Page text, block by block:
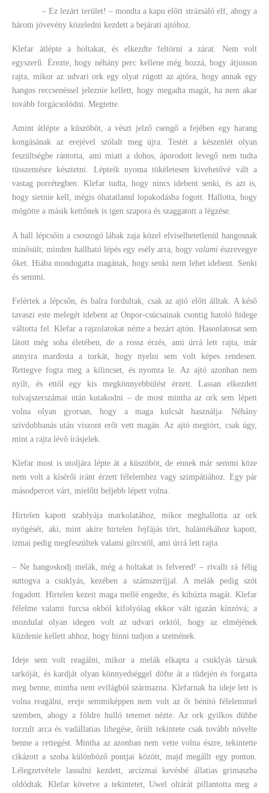
– Ez lezárt terület! – mondta a kapu előtt strázsáló elf, ahogy a
három jövevény közeledni kezdett a bejárati ajtóhoz.
Klefar átlépte a holtakat, és elkezdte feltörni a zárat. Nem volt
egyszerű. Érezte, hogy néhány perc kellene még hozzá, hogy átjusson
rajta, mikor az udvari ork egy olyat rúgott az ajtóra, hogy annak egy
hangos reccsenéssel jeleznie kellett, hogy megadta magát, ha nem akar
tovább forgácsolódni. Megtette.
Amint átlépte a küszöböt, a vészt jelző csengő a fejében egy harang
kongásának az erejével szólalt meg újra. Testét a készenlét olyan
feszültségbe rántotta, ami miatt a dohos, áporodott levegő nem tudta
tüsszentésre késztetni. Lépteik nyoma tökéletesen kivehetővé vált a
vastag porrétegben. Klefar tudta, hogy nincs idebent senki, és azt is,
hogy sietnie kell, mégis óhatatlanul lopakodásba fogott. Hallotta, hogy
mögötte a másik kettőnek is igen szapora és szaggatott a légzése.
A hall lépcsőin a csoszogó lábak zaja közel elviselhetetlenül hangosnak
minősült; minden hallható lépés egy esély arra, hogy valamiészrevegye
őket. Hiába mondogatta magának, hogy senki nem lehet idebent. Senki
és semmi.
Felértek a lépcsőn, és balra fordultak, csak az ajtó előtt álltak. A késő
tavaszi este melegét idebent az Onpor-csúcsainak csontig hatoló hidege
váltotta fel. Klefar a rajzolatokat nézte a bezárt ajtón. Hasonlatosat sem
látott még soha életében, de a rossz érzés, ami úrrá lett rajta, már
annyira mardosta a torkát, hogy nyelni sem volt képes rendesen.
Rettegve fogta meg a kilincset, és nyomta le. Az ajtó azonban nem
nyílt, és ettől egy kis megkönnyebbülést érzett. Lassan elkezdett
tolvajszerszámai után kutakodni – de most mintha az ork sem lépett
volna olyan gyorsan, hogy a maga kulcsát használja. Néhány
szívdobbanás után viszont erőt vett magán. Az ajtó megtört, csak úgy,
mint a rajta lévő írásjelek.
Klefar most is utoljára lépte át a küszöböt, de ennek már semmi köze
nem volt a kísérői iránt érzett félelemhez vagy szimpátiához. Egy pár
másodpercet várt, mielőtt beljebb lépett volna.
Hirtelen kapott szablyája markolatához, mikor meghallotta az ork
nyögését, aki, mint akire hirtelen fejfájás tört, halántékához kapott,
izmai pedig megfeszültek valami görcstől, ami úrrá lett rajta.
– Ne hangoskodj melák, még a holtakat is felvered! – rivallt rá félig
suttogva a csuklyás, kezében a számszeríjjal. A melák pedig szót
fogadott. Hirtelen kezeit maga mellé engedte, és kihúzta magát. Klefar
félelme valami furcsa okból kifolyólag ekkor vált igazán kínzóvá; a
mozdulat olyan idegen volt az udvari orktól, hogy az elméjének
küzdenie kellett ahhoz, hogy hinni tudjon a szemének.
Ideje sem volt reagálni, mikor a melák elkapta a csuklyás társuk
tarkóját, és kardját olyan könnyedséggel döfte át a tüdején és forgatta
meg benne, mintha nem evilágból származna. Klefarnak ha ideje lett is
volna reagálni, ereje semmiképpen nem volt az őt bénító félelemmel
szemben, ahogy a földre hulló tetemet nézte. Az ork gyilkos dühbe
torzult arca és vadállatias lihegése, őrült tekintete csak tovább növelte
benne a rettegést. Mintha az azonban nem vette volna észre, tekintette
cikázott a szoba különböző pontjai között, majd megállt egy ponton.
Lélegzetvétele lassulni kezdett, arcizmai kevésbé állatias grimaszba
oldódtak. Klefar követve a tekintetet, Uwel oltárát pillantotta meg a